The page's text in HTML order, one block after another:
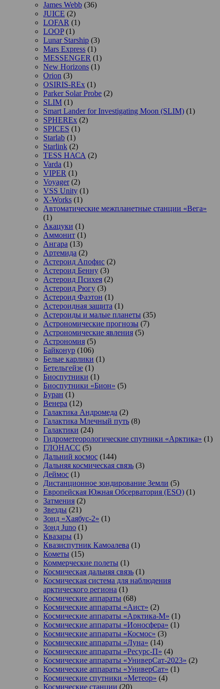
James Webb (36)
JUICE (2)
LOFAR (1)
LOOP(1)
Lunar Starship (3)
Mars Express (1)
MESSENGER (1)
New Horizons (1)
Orion (3)
OSIRIS-REx (1)
Parker Solar Probe (2)
SLIM (1)
Smart Lander for Investigating Moon (SLIM) (1)
SPHEREx (2)
SPICES (1)
Starlab (1)
Starlink (2)
TESS НАСА (2)
Varda (1)
VIPER (1)
Voyager(2)
VSS Unity (1)
X-Works (1)
Автоматические межпланетные станции «Вега»
(1)
Акацуки (1)
Аммонит (1)
Ангара (13)
Артемида (2)
Астероид Апофис (2)
Астероид Бенну (3)
Астероид Психея (2)
Астероид Рюгу (3)
Астероид Фаэтон (1)
Астероидная защита (1)
Астероиды и малые планеты (35)
Астрономические прогнозы (7)
Астрономические явления (5)
Астрономия (5)
Байконур (106)
Белые карлики (1)
Бетельгейзе (1)
Биоспутники (1)
Биоспутники «Бион» (5)
Буран (1)
Венера (12)
Галактика Андромеда (2)
Галактика Млечный путь (8)
Галактики (24)
Гидрометеорологические спутники «Арктика» (1)
ГЛОНАСС (5)
Дальний космос (144)
Дальняя космическая связь (3)
Деймос (1)
Дистанционное зондирование Земли (5)
Европейская Южная Обсерватория (ESO) (1)
Затмения (2)
Звезды (21)
Зонд «Хаябус-2» (1)
Зонд Juno (1)
Квазары (1)
Квазиспутник Камоалева (1)
Кометы (15)
Коммерческие полеты (1)
Космическая дальняя связь (1)
Космическая система для наблюдения
арктического региона (1)
Космические аппараты (68)
Космические аппараты «Аист» (2)
Космические аппараты «Арктика-М» (1)
Космические аппараты «Ионосфера» (1)
Космические аппараты «Космос» (3)
Космические аппараты «Луна» (14)
Космические аппараты «Ресурс-П» (4)
Космические аппараты «УниверСат-2023» (2)
Космические аппараты «УниверСат» (1)
Космические спутники «Метеор» (4)
Космические станции (20)